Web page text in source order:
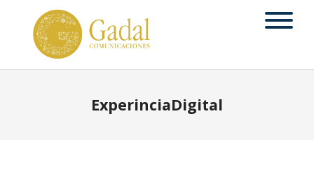
ExperinciaDigital